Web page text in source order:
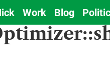
Work Blog